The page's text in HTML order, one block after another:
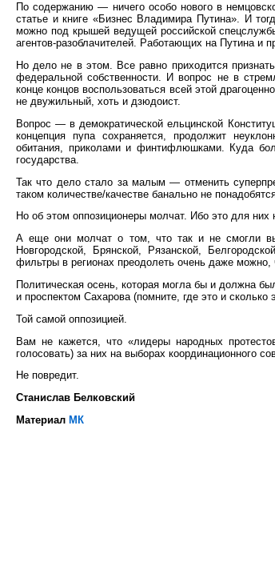
По содержанию — ничего особо нового в
статье и книге «Бизнес Владимира Путина». И
можно под крышей ведущей российской
агентов-разоблачителей. Работающих на Путина и
Но дело не в этом. Все равно приходится
федеральной собственности. И вопрос не в
конце концов воспользоваться всей этой
не двужильный, хоть и дзюдоист.
Вопрос — в демократической ельцинской
концепция пупа сохраняется, продолжит
обитания, приколами и финтифлюшками. Куда
государства.
Так что дело стало за малым — отменить
таком количестве/качестве банально не
Но об этом оппозиционеры молчат. Ибо это для них
А еще они молчат о том, что так и не смогли
Новгородской, Брянской, Рязанской,
фильтры в регионах преодолеть очень даже можно,
Политическая осень, которая могла бы и должна
и проспектом Сахарова (помните, где это и сколько
Той самой оппозицией.
Вам не кажется, что «лидеры народных
голосовать) за них на выборах координационного
Не повредит.
Станислав Белковский
Материал МК